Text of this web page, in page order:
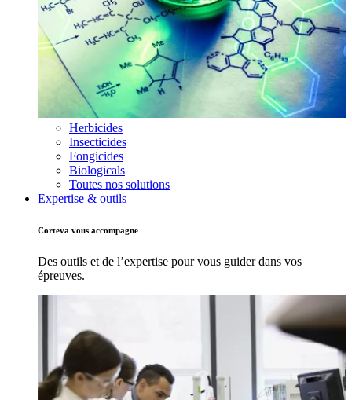
Herbicides
Insecticides
Fongicides
Biologicals
Toutes nos solutions
Expertise & outils
Corteva vous accompagne
Des outils et de l’expertise pour vous guider dans vos
épreuves.